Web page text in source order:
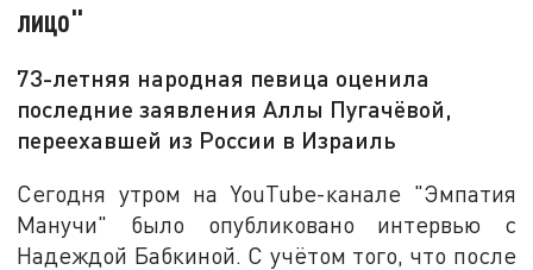
лицо"
73-летняя народная певица оценила
последние заявления Аллы Пугачёвой,
переехавшей из России в Израиль
Сегодня утром на YouTube-канале "Эмпатия
Манучи" было опубликовано интервью с
Надеждой Бабкиной. С учётом того, что после